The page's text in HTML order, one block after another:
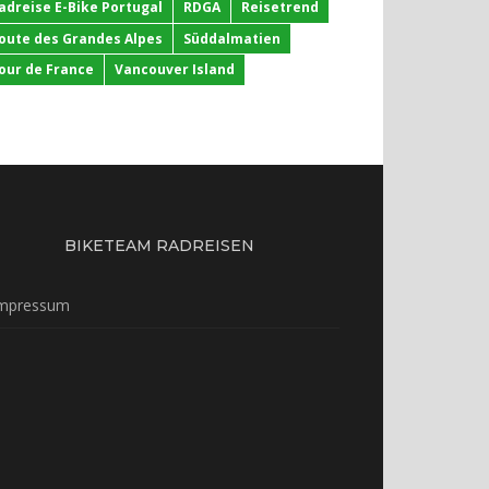
E-Bike Portugal
RDGA
Reisetrend
des Grandes Alpes
Süddalmatien
de France
Vancouver Island
BIKETEAM RADREISEN